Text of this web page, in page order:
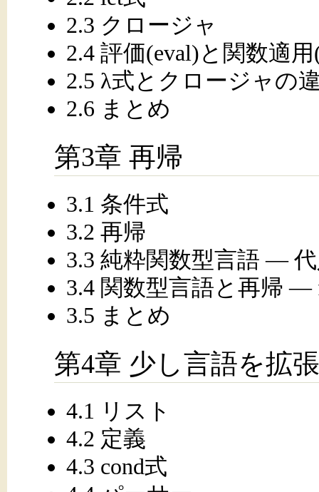
2.3 クロージャ
2.4 評価(eval)と関数適用
2.5 λ式とクロージャの
2.6 まとめ
第3章 再帰
3.1 条件式
3.2 再帰
3.3 純粋関数型言語 ―
3.4 関数型言語と再帰 ―
3.5 まとめ
第4章 少し言語を拡
4.1 リスト
4.2 定義
4.3 cond式